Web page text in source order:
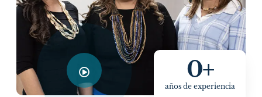
años de experiencia
0+